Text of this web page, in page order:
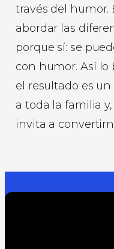
través del humor.
abordar las
porque sí: se
con humor. Así lo
el resultado es
a toda la familia
invita a